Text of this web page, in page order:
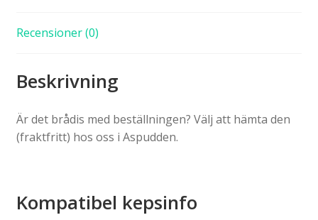
Recensioner (0)
Beskrivning
Är det brådis med beställningen? Välj att hämta den
(fraktfritt) hos oss i Aspudden.
Kompatibel kepsinfo